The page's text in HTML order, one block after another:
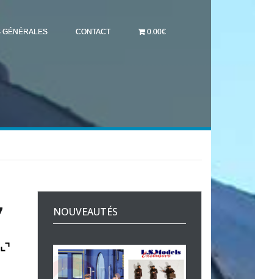
GÉNÉRALES CONTACT 0.00€
NOUVEAUTÉS